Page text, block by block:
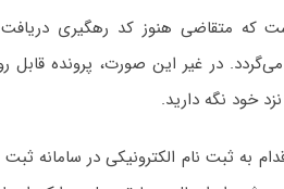
که متقاضی هنوز کد رهگیری
در غیر این صورت، پرونده قابل
خود نگه دارید.
به ثبت نام الکترونیکی در سامانه